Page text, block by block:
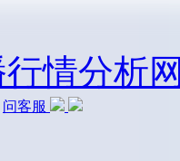
问客服